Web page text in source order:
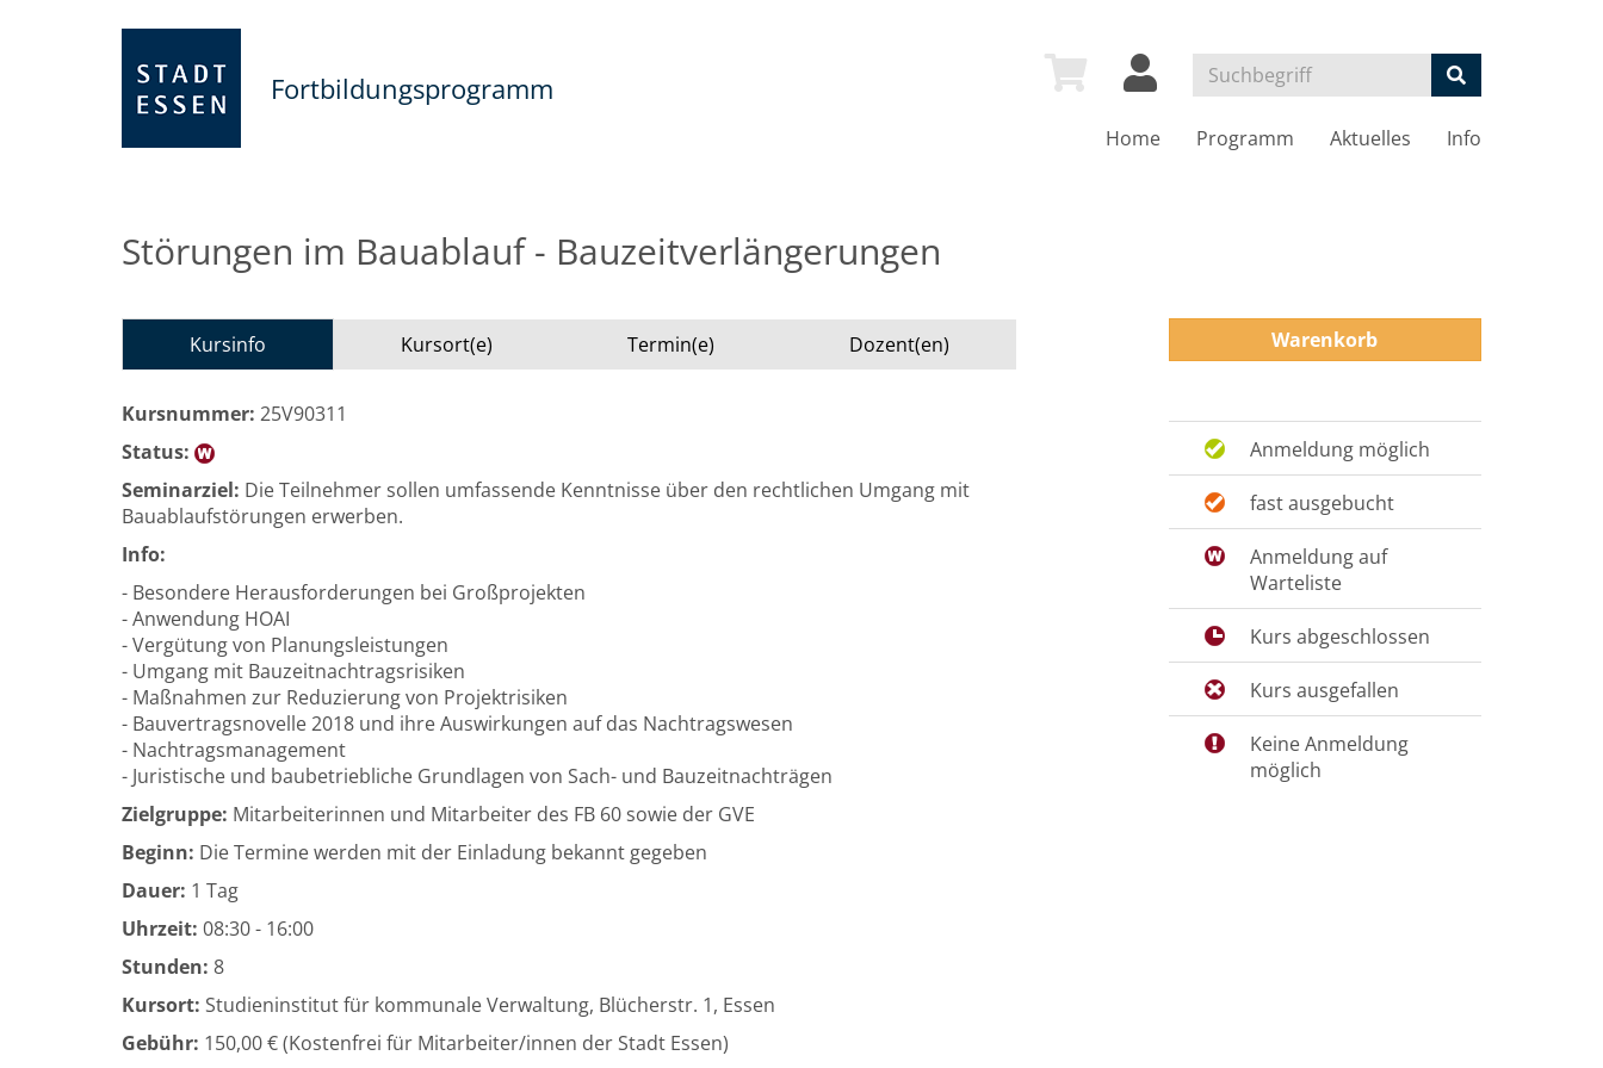
Fortbildungsprogramm
Home Programm Aktuelles Info
Störungen im Bauablauf - Bauzeitverlängerungen
Kursinfo Kursort(e) Termin(e) Dozent(en)
Kursnummer: 25V90311
Status:
Seminarziel: Die Teilnehmer sollen umfassende Kenntnisse über den rechtlichen Umgang mit
Bauablaufstörungen erwerben.
Info:
- Besondere Herausforderungen bei Großprojekten
- Anwendung HOAI
- Vergütung von Planungsleistungen
- Umgang mit Bauzeitnachtragsrisiken
- Maßnahmen zur Reduzierung von Projektrisiken
- Bauvertragsnovelle 2018 und ihre Auswirkungen auf das Nachtragswesen
- Nachtragsmanagement
- Juristische und baubetriebliche Grundlagen von Sach- und Bauzeitnachträgen
Zielgruppe: Mitarbeiterinnen und Mitarbeiter des FB 60 sowie der GVE
Beginn: Die Termine werden mit der Einladung bekannt gegeben
Dauer: 1 Tag
Uhrzeit: 08:30 - 16:00
Stunden: 8
Kursort: Studieninstitut für kommunale Verwaltung, Blücherstr. 1, Essen
Gebühr: 150,00 € (Kostenfrei für Mitarbeiter/innen der Stadt Essen)
Warenkorb
Anmeldung möglich
fast ausgebucht
Anmeldung auf
Warteliste
Kurs abgeschlossen
Kurs ausgefallen
Keine Anmeldung
möglich